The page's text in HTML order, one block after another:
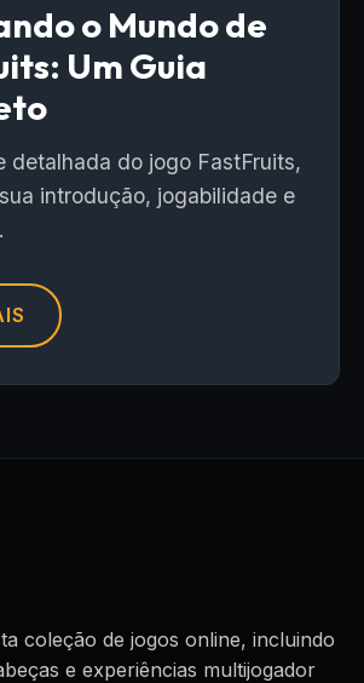
o Mundo de
Um Guia
detalhada do jogo FastFruits,
introdução, jogabilidade e
coleção de jogos online, incluindo
e experiências multijogador